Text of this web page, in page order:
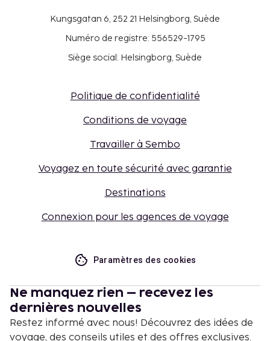
Kungsgatan 6, 252 21 Helsingborg, Suède
Numéro de registre: 556529-1795
Siège social: Helsingborg, Suède
Politique de confidentialité
Conditions de voyage
Travailler à Sembo
Voyagez en toute sécurité avec garantie
Destinations
Connexion pour les agences de voyage
Paramètres des cookies
Ne manquez rien – recevez les
dernières nouvelles
Restez informé avec nous! Découvrez des idées de
voyage, des conseils utiles et des offres exclusives.